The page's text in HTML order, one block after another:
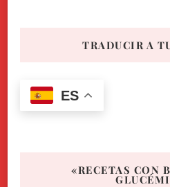
TRADUCIR A
ES
«RECETAS CON